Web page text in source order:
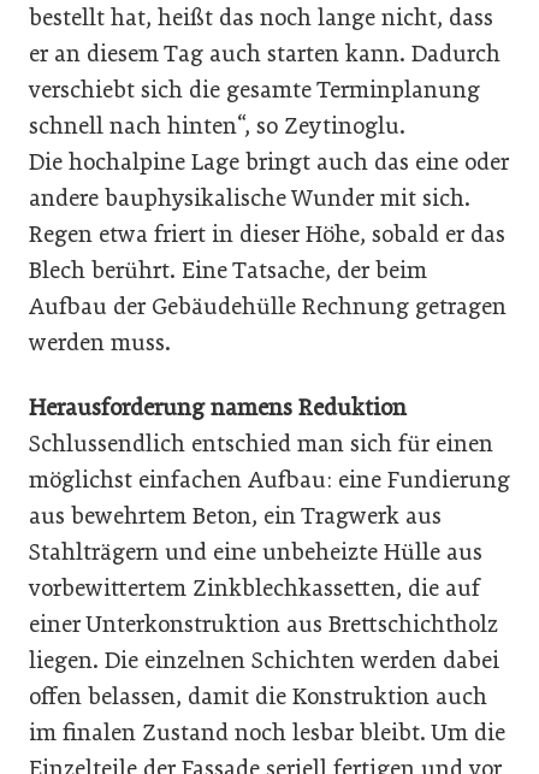
bestellt hat, heißt das noch lange nicht, dass
er an diesem Tag auch starten kann. Dadurch
verschiebt sich die gesamte Terminplanung
schnell nach hinten“, so Zeytinoglu.
Die hochalpine Lage bringt auch das eine oder
andere bauphysikalische Wunder mit sich.
Regen etwa friert in dieser Höhe, sobald er das
Blech berührt. Eine Tatsache, der beim
Aufbau der Gebäudehülle Rechnung getragen
werden muss.
Herausforderung namens Reduktion
Schlussendlich entschied man sich für einen
möglichst einfachen Aufbau: eine Fundierung
aus bewehrtem Beton, ein Tragwerk aus
Stahlträgern und eine unbeheizte Hülle aus
vorbewittertem Zinkblechkassetten, die auf
einer Unterkonstruktion aus Brettschichtholz
liegen. Die einzelnen Schichten werden dabei
offen belassen, damit die Konstruktion auch
im finalen Zustand noch lesbar bleibt. Um die